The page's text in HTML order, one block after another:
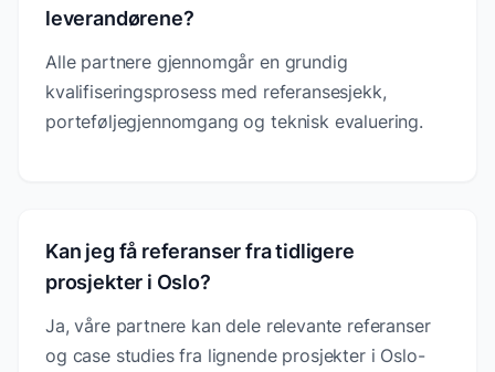
leverandørene?
Alle partnere gjennomgår en grundig
kvalifiseringsprosess med referansesjekk,
porteføljegjennomgang og teknisk evaluering.
Kan jeg få referanser fra tidligere
prosjekter i Oslo?
Ja, våre partnere kan dele relevante referanser
og case studies fra lignende prosjekter i Oslo-